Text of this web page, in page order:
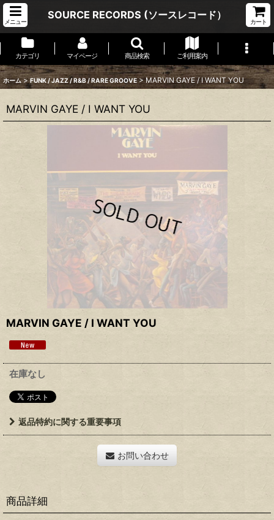
メニュー
SOURCE RECORDS (ソースレコード）
カート
カテゴリ マイページ 商品検索 ご利用案内
ホーム > FUNK / JAZZ / R&B / RARE GROOVE > MARVIN GAYE / I WANT YOU
MARVIN GAYE / I WANT YOU
MARVIN GAYE / I WANT YOU
在庫なし
返品特約に関する重要事項
お問い合わせ
商品詳細